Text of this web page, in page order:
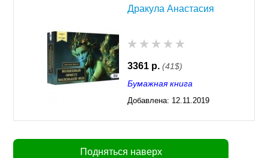
Дракула Анастасия
3361 р. (41$)
Бумажная книга
Добавлена: 12.11.2019
Подняться наверх